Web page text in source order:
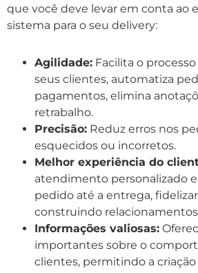
que você deve levar em conta ao
sistema para o seu delivery:
Agilidade: Facilita o
seus clientes, automatiza
pagamentos, elimina
retrabalho.
Precisão: Reduz erros nos
esquecidos ou incorretos.
Melhor experiência do
atendimento personalizado
pedido até a entrega,
construindo
Informações valiosas:
importantes sobre o
clientes, permitindo a criação